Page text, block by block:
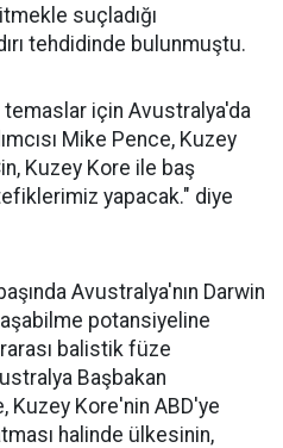
suçladığı
tehdidinde bulunmuştu.
için Avustralya'da
Mike Pence, Kuzey
Kuzey Kore ile baş
yapacak." diye
Avustralya'nın Darwin
potansiyeline
balistik füze
Başbakan
Kuzey Kore'nin ABD'ye
halinde ülkesinin,